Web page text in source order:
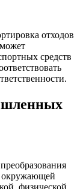
отходов
средств
окружающей
физической